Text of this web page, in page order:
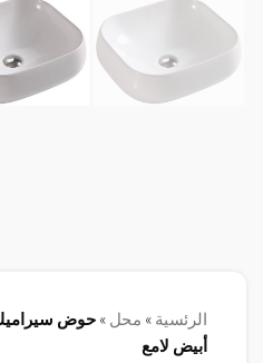
الرئسية » محل »
أبيض لامع